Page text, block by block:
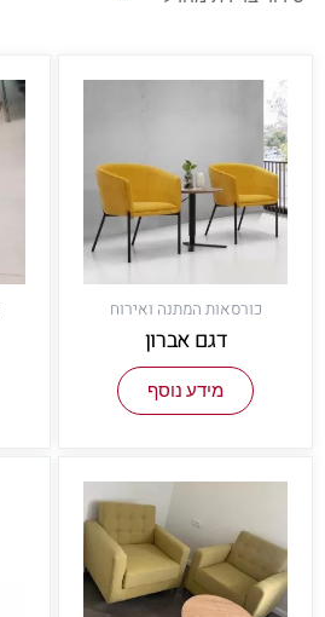
כורסאות המתנה ואירוח
דגם אברון
מידע נוסף